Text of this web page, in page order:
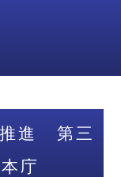
推進 第三
庁